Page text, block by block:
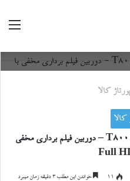
منو
کالا
کالا
دوربین فیلمبرداری مینی دی وی مدل T8000 – دوربین فیلم برداری مخفی
۱۱ خواندن این مطلب ۳ دقیقه زمان میبرد